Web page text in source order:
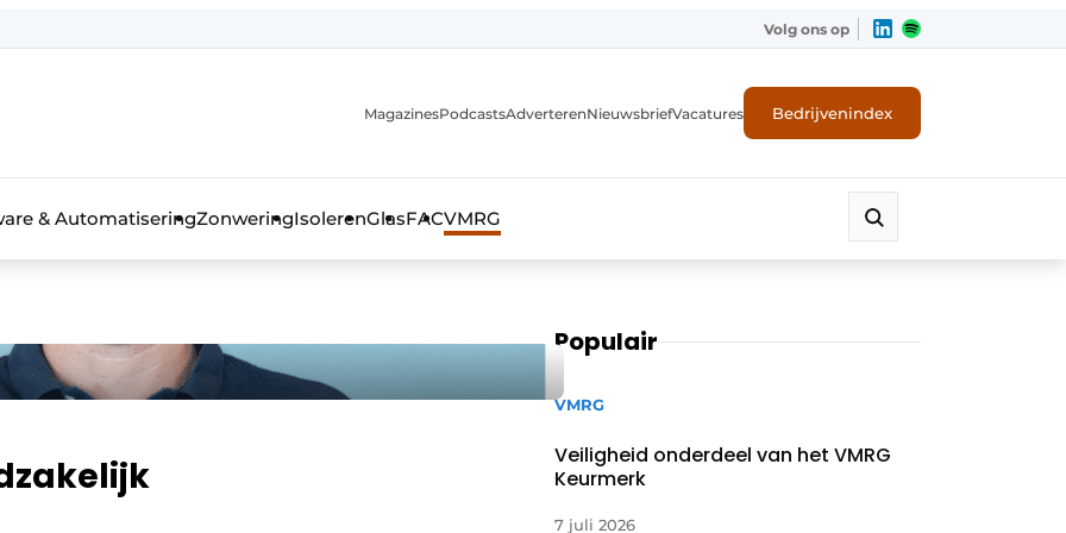
glas & daken
Volg ons op
MagazinesPodcastsAdverterenNieuwsbriefVacatures Bedrijvenindex
& AutomatiseringZonweringIsolerenGlasFACVMRG
Populair
VMRG
Veiligheid onderdeel van het VMRG
Keurmerk
7 juli 2026